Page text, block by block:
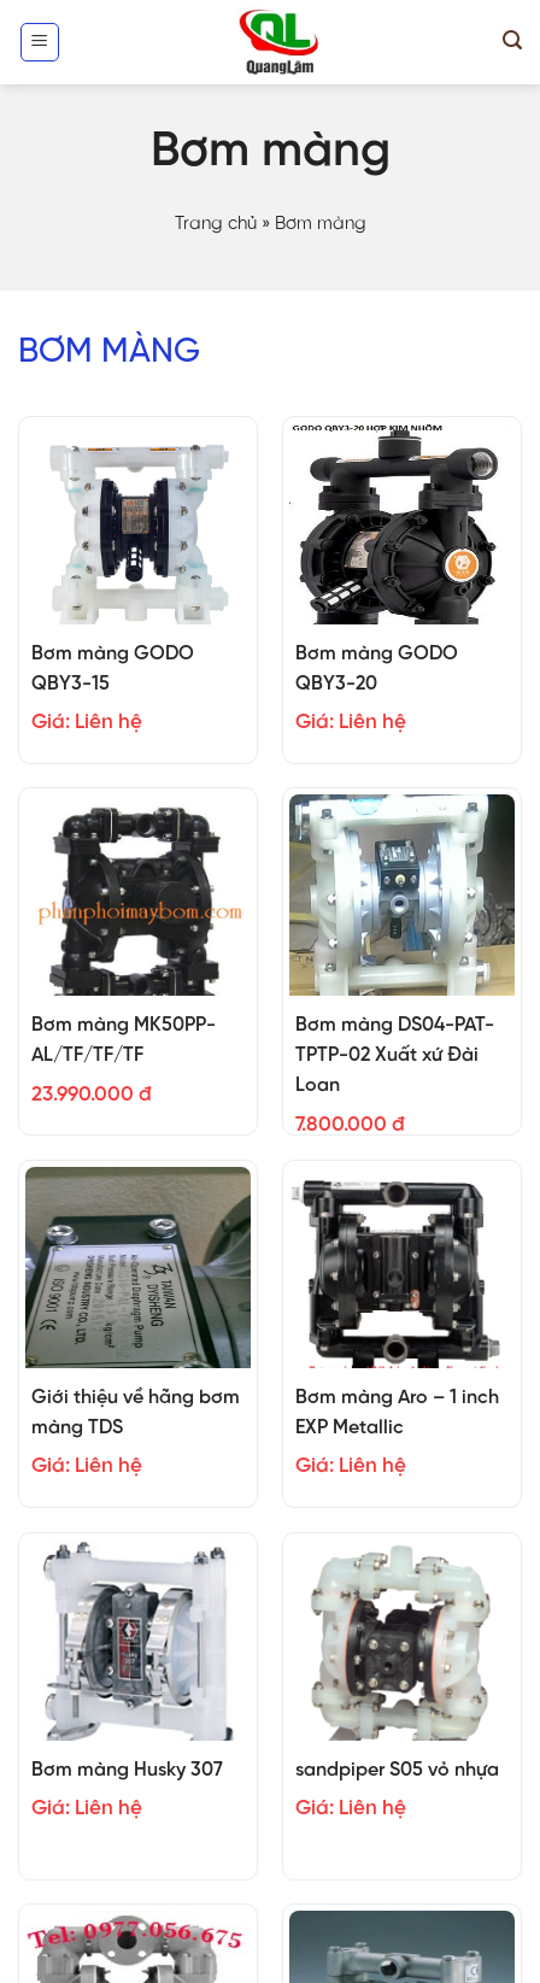
Bơm màng
Trang chủ» Bơm màng
BƠM MÀNG
Bơm màng GODO
QBY3-15
Giá: Liên hệ
Bơm màng GODO
QBY3-20
Giá: Liên hệ
Bơm màng MK50PP-
AL/TF/TF/TF
23.990.000 đ
Bơm màng DS04-PAT-
TPTP-02 Xuất xứ Đài
Loan
7.800.000 đ
Giới thiệu về hãng bơm
màng TDS
Giá: Liên hệ
Bơm màng Aro – 1 inch
EXP Metallic
Giá: Liên hệ
Bơm màng Husky 307
Giá: Liên hệ
sandpiper S05 vỏ nhựa
Giá: Liên hệ